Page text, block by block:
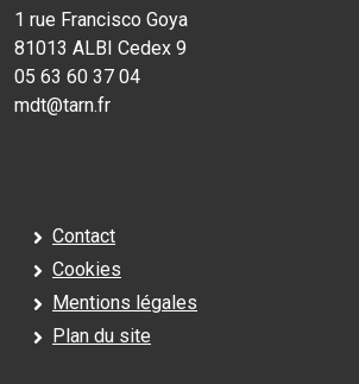
1 rue Francisco Goya
81013 ALBI Cedex 9
05 63 60 37 04
mdt@tarn.fr
Contact
Cookies
Mentions légales
Plan du site